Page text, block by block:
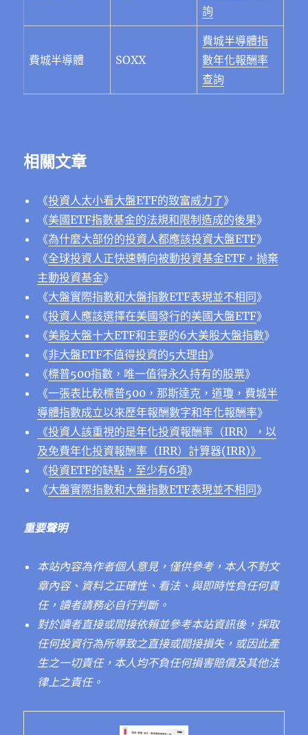
詢
費城半導體 SOXX
費城半導體指
數年化報酬率
查詢
相關文章
《投資人太小看大盤ETF的致富威力了》
《美國ETF指數基金的法規和限制造成的後果》
《為什麼大部份的投資人都應該投資大盤ETF》
《全球投資人正快速轉向被動投資基金ETF，抛棄
主動投資基金》
《大盤實際指數和大盤指數ETF表現並不相同》
《投資人應該選擇在美國發行的美國大盤ETF》
《美股大盤十大ETF和主要的6大美股大盤指數》
《非大盤ETF不值得投資的5大理由》
《標普500指數，唯一值得永久持有的股票》
《一張表比較標普500，那斯達克，道瓊，費城半
導體指數成立以來歷年報酬數字和年化報酬率》
《投資人該重視的是年化投資報酬率（IRR），以
及免費年化投資報酬率（IRR）計算器(IRR)》
《投資ETF的缺點，至少有6項》
《大盤實際指數和大盤指數ETF表現並不相同》
重要聲明
本站內容為作者個人意見，僅供參考，本人不對文
章內容、資料之正確性、看法、與即時性負任何責
任，讀者請務必自行判斷。
對於讀者直接或間接依賴並參考本站資訊後，採取
任何投資行為所導致之直接或間接損失，或因此產
生之一切責任，本人均不負任何損害賠償及其他法
律上之責任。